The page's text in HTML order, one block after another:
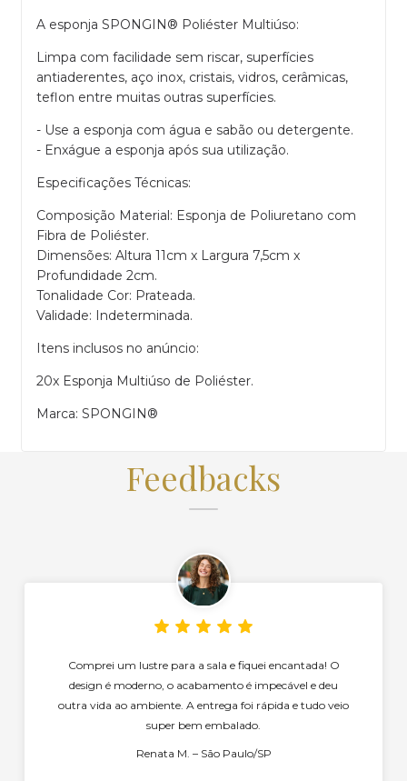
A esponja SPONGIN® Poliéster Multiúso:
Limpa com facilidade sem riscar, superfícies
antiaderentes, aço inox, cristais, vidros, cerâmicas,
teflon entre muitas outras superfícies.
- Use a esponja com água e sabão ou detergente.
- Enxágue a esponja após sua utilização.
Especificações Técnicas:
Composição Material: Esponja de Poliuretano com
Fibra de Poliéster.
Dimensões: Altura 11cm x Largura 7,5cm x
Profundidade 2cm.
Tonalidade Cor: Prateada.
Validade: Indeterminada.
Itens inclusos no anúncio:
20x Esponja Multiúso de Poliéster.
Marca: SPONGIN®
Feedbacks
Comprei um lustre para a sala e fiquei encantada! O
design é moderno, o acabamento é impecável e deu
outra vida ao ambiente. A entrega foi rápida e tudo veio
super bem embalado.
Renata M. – São Paulo/SP